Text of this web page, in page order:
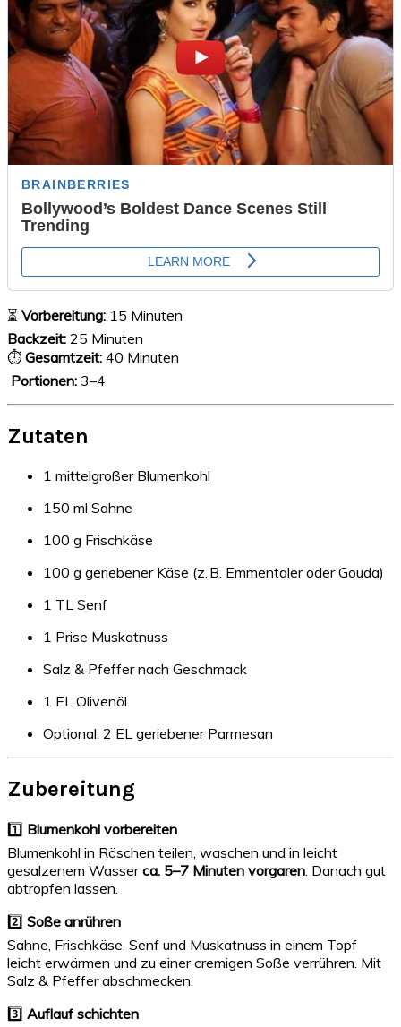
⏳ Vorbereitung: 15 Minuten
Backzeit: 25 Minuten
⏱ Gesamtzeit: 40 Minuten
Portionen: 3–4
Zutaten
1 mittelgroßer Blumenkohl
150 ml Sahne
100 g Frischkäse
100 g geriebener Käse (z. B. Emmentaler oder Gouda)
1 TL Senf
1 Prise Muskatnuss
Salz & Pfeffer nach Geschmack
1 EL Olivenöl
Optional: 2 EL geriebener Parmesan
Zubereitung
1️⃣ Blumenkohl vorbereiten
Blumenkohl in Röschen teilen, waschen und in leicht
gesalzenem Wasserca. 5–7 Minuten vorgaren. Danach gut
abtropfen lassen.
2️⃣ Soße anrühren
Sahne, Frischkäse, Senf und Muskatnuss in einem Topf
leicht erwärmen und zu einer cremigen Soße verrühren. Mit
Salz & Pfeffer abschmecken.
3️⃣ Auflauf schichten